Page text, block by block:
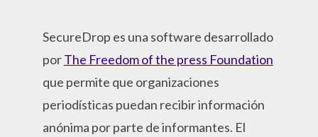
SecureDrop es una software desarrollado
porThe Freedom of the press Foundation
que permite que organizaciones
periodísticas puedan recibir información
anónima por parte de informantes. El